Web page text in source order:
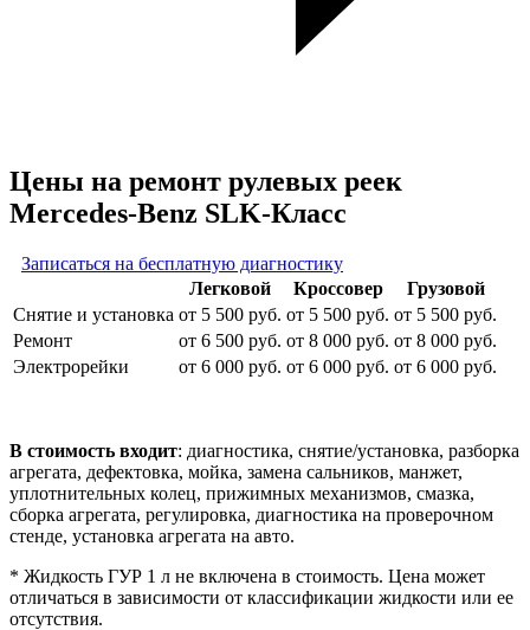
Цены на ремонт рулевых реек
Mercedes-Benz SLK-Класс
Записаться на бесплатную диагностику
Легковой
Кроссовер
Грузовой
Снятие и установка от 5 500 руб. от 5 500 руб. от 5 500 руб.
Ремонт
от 6 500 руб. от 8 000 руб. от 8 000 руб.
Электрорейки
от 6 000 руб. от 6 000 руб. от 6 000 руб.
В стоимость входит: диагностика, снятие/установка, разборка
агрегата, дефектовка, мойка, замена сальников, манжет,
уплотнительных колец, прижимных механизмов, смазка,
сборка агрегата, регулировка, диагностика на проверочном
стенде, установка агрегата на авто.
* Жидкость ГУР 1 л не включена в стоимость. Цена может
отличаться в зависимости от классификации жидкости или ее
отсутствия.